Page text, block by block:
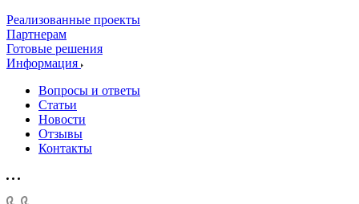
Реализованные проекты
Партнерам
Готовые решения
Информация
Вопросы и ответы
Статьи
Новости
Отзывы
Контакты